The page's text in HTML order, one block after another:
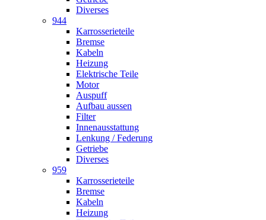
Diverses
944
Karrosserieteile
Bremse
Kabeln
Heizung
Elektrische Teile
Motor
Auspuff
Aufbau aussen
Filter
Innenausstattung
Lenkung / Federung
Getriebe
Diverses
959
Karrosserieteile
Bremse
Kabeln
Heizung